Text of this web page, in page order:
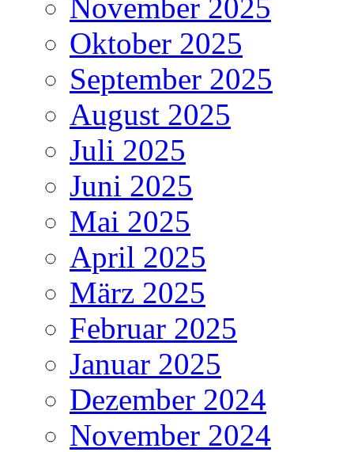
November 2025
Oktober 2025
September 2025
August 2025
Juli 2025
Juni 2025
Mai 2025
April 2025
März 2025
Februar 2025
Januar 2025
Dezember 2024
November 2024